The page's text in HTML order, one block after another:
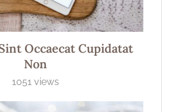
Occaecat Cupidatat
Non
1051 views